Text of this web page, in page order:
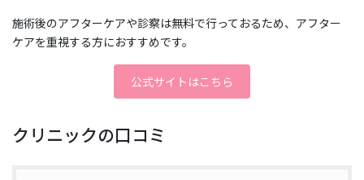
施術後のアフターケアや診察は無料で行っておるため、アフター
ケアを重視する方におすすめです。
公式サイトはこちら
クリニックの口コミ